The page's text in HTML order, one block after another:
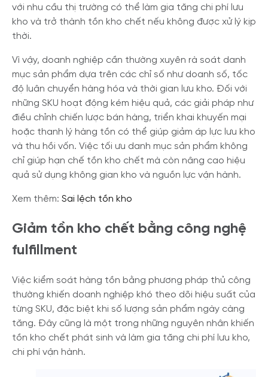
với nhu cầu thị trường có thể làm gia tăng chi phí lưu
kho và trở thành tồn kho chết nếu không được xử lý kịp
thời.
Vì vậy, doanh nghiệp cần thường xuyên rà soát danh
mục sản phẩm dựa trên các chỉ số như doanh số, tốc
độ luân chuyển hàng hóa và thời gian lưu kho. Đối với
những SKU hoạt động kém hiệu quả, các giải pháp như
điều chỉnh chiến lược bán hàng, triển khai khuyến mại
hoặc thanh lý hàng tồn có thể giúp giảm áp lực lưu kho
và thu hồi vốn. Việc tối ưu danh mục sản phẩm không
chỉ giúp hạn chế tồn kho chết mà còn nâng cao hiệu
quả sử dụng không gian kho và nguồn lực vận hành.
Xem thêm: Sai lệch tồn kho
Giảm tồn kho chết bằng công nghệ
fulfillment
Việc kiểm soát hàng tồn bằng phương pháp thủ công
thường khiến doanh nghiệp khó theo dõi hiệu suất của
từng SKU, đặc biệt khi số lượng sản phẩm ngày càng
tăng. Đây cũng là một trong những nguyên nhân khiến
tồn kho chết phát sinh và làm gia tăng chi phí lưu kho,
chi phí vận hành.